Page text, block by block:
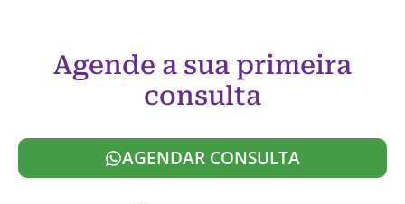
Agende a sua primeira
consulta
AGENDAR CONSULTA